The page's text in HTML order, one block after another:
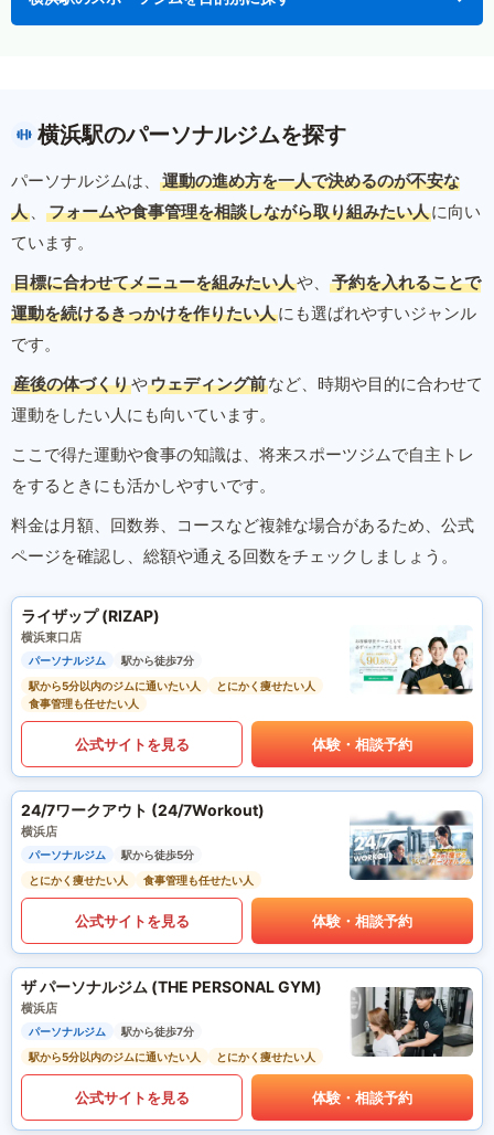
横浜駅のパーソナルジムを探す
パーソナルジムは、
運動の進め方を一人で決めるのが不安な
人 、 フォームや食事管理を相談しながら取り組みたい人に向い
ています。
目標に合わせてメニューを組みたい人や、
予約を入れることで
運動を続けるきっかけを作りたい人にも選ばれやすいジャンル
です。
産後の体づくりやウェディング前など、時期や目的に合わせて
運動をしたい人にも向いています。
ここで得た運動や食事の知識は、将来スポーツジムで自主トレ
をするときにも活かしやすいです。
料金は月額、回数券、コースなど複雑な場合があるため、公式
ページを確認し、総額や通える回数をチェックしましょう。
ライザップ (RIZAP)
横浜東口店
パーソナルジム
駅から徒歩7分
駅から5分以内のジムに通いたい人
とにかく痩せたい人
食事管理も任せたい人
公式サイトを見る 体験・相談予約
24/7ワークアウト (24/7Workout)
横浜店
パーソナルジム
駅から徒歩5分
とにかく痩せたい人
食事管理も任せたい人
公式サイトを見る 体験・相談予約
ザ パーソナルジム (THE PERSONAL GYM)
横浜店
パーソナルジム
駅から徒歩7分
駅から5分以内のジムに通いたい人
とにかく痩せたい人
公式サイトを見る 体験・相談予約